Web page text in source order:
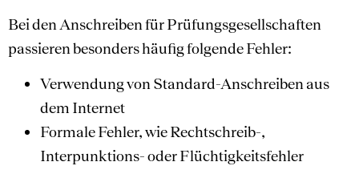
Bei den Anschreiben für Prüfungsgesellschaften
passieren besonders häufig folgende Fehler:
Verwendung von Standard-Anschreiben aus
dem Internet
Formale Fehler, wie Rechtschreib-,
Interpunktions- oder Flüchtigkeitsfehler